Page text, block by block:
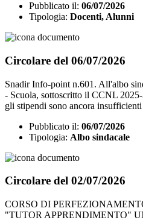
Pubblicato il: 06/07/2026
Tipologia: Docenti, Alunni
Circolare del 06/07/2026
Snadir Info-point n.601. All'albo
- Scuola, sottoscritto il CCNL
gli stipendi sono ancora insufficienti
Pubblicato il: 06/07/2026
Tipologia: Albo sindacale
Circolare del 02/07/2026
CORSO DI
"TUTOR APPRENDIMENTO"